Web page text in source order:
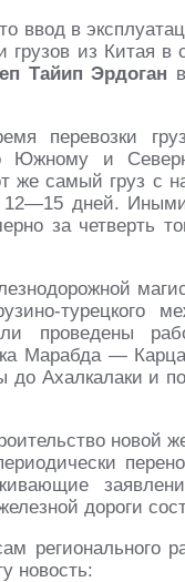
ввод в
грузов из Китая
Тайип Эрдоган
перевозки
Южному и
же самый груз с
12—15 дней.
за четверть
турецкого
проведены
Марабда —
Ахалкалаки и
новой
дороги
регионального
новость: